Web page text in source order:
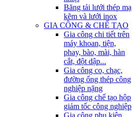
Băng tải lưới thép mạ
kẽm và lưới inox
GIA CÔNG & CHẾ TẠO
Gia công chi tiết trên
máy khoan, tiện,
phay, bào, mài, hàn
cắt, đột dập...
Gia công co, chạc,
đường ống thép công
nghiệp nặng
Gia công chế tạo hộp
giảm tốc công nghiệp
Gia công phụ kiện